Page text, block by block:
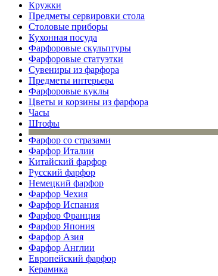
Кружки
Предметы сервировки стола
Столовые приборы
Кухонная посуда
Фарфоровые скульптуры
Фарфоровые статуэтки
Сувениры из фарфора
Предметы интерьера
Фарфоровые куклы
Цветы и корзины из фарфора
Часы
Штофы
Фарфор со стразами
Фарфор Италии
Китайский фарфор
Русский фарфор
Немецкий фарфор
Фарфор Чехия
Фарфор Испания
Фарфор Франция
Фарфор Япония
Фарфор Азия
Фарфор Англии
Европейский фарфор
Керамика